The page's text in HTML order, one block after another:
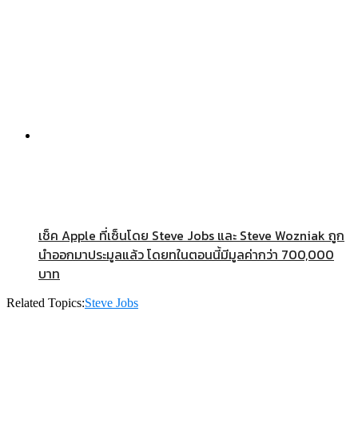
เช็ค Apple ที่เซ็นโดย Steve Jobs และ Steve Wozniak ถูก
นำออกมาประมูลแล้ว โดยทในตอนนี้มีมูลค่ากว่า 700,000
บาท
Related Topics:Steve Jobs